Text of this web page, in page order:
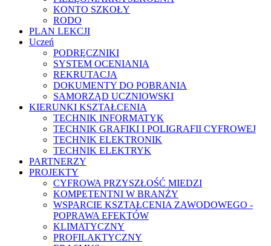
KONTO SZKOŁY
RODO
PLAN LEKCJI
Uczeń
PODRĘCZNIKI
SYSTEM OCENIANIA
REKRUTACJA
DOKUMENTY DO POBRANIA
SAMORZĄD UCZNIOWSKI
KIERUNKI KSZTAŁCENIA
TECHNIK INFORMATYK
TECHNIK GRAFIKI I POLIGRAFII CYFROWEJ
TECHNIK ELEKTRONIK
TECHNIK ELEKTRYK
PARTNERZY
PROJEKTY
CYFROWA PRZYSZŁOŚĆ MIEDZI
KOMPETENTNI W BRANŻY
WSPARCIE KSZTAŁCENIA ZAWODOWEGO -
POPRAWA EFEKTÓW
KLIMATYCZNY
PROFILAKTYCZNY